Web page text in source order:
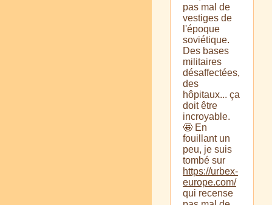
pas mal de
vestiges de
l'époque
soviétique.
Des bases
militaires
désaffectées,
des
hôpitaux... ça
doit être
incroyable.
🤩 En
fouillant un
peu, je suis
tombé sur
https://urbex-
europe.com/
qui recense